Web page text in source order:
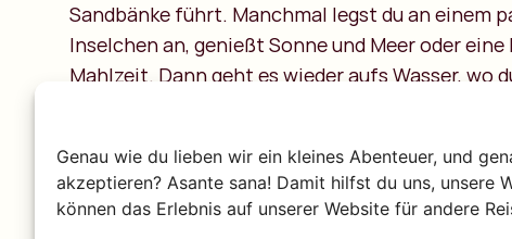
Genau wie du lieben wir ein kleines Abenteuer, und
akzeptieren? Asante sana! Damit hilfst du uns, unsere
können das Erlebnis auf unserer Website für andere
Sandbänke führt. Manchmal legst du an einem
Inselchen an, genießt Sonne und Meer oder eine
Mahlzeit. Dann geht es wieder aufs Wasser, wo
Bootskante aus ins kristallklare Meer springst,
deine Guides frisch gefangenen Fisch und süßes
das Abenteuer verlängern willst, kannst du